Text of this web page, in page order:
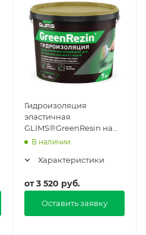
Гидроизоляция
эластичная
GLIMS®GreenResin на
водной основе в Москве
В наличии
Характеристики
от3 520 руб.
Оставить заявку